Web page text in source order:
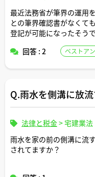
最近法務省が筆界の運用
との筆界確認書がなくて
登記が可能になったそう
回答 : 2
ベストア
Q.雨水を側溝に放
法律と税金>宅建業
雨水を家の前の側溝に流
されてますか？